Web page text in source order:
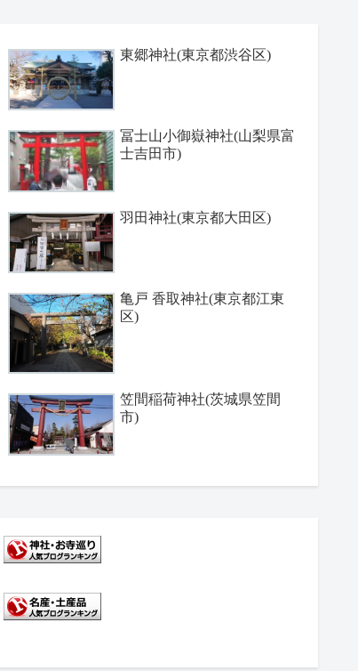
東郷神社(東京都渋谷区)
冨士山小御嶽神社(山梨県富
士吉田市)
羽田神社(東京都大田区)
亀戸 香取神社(東京都江東
区)
笠間稲荷神社(茨城県笠間
市)